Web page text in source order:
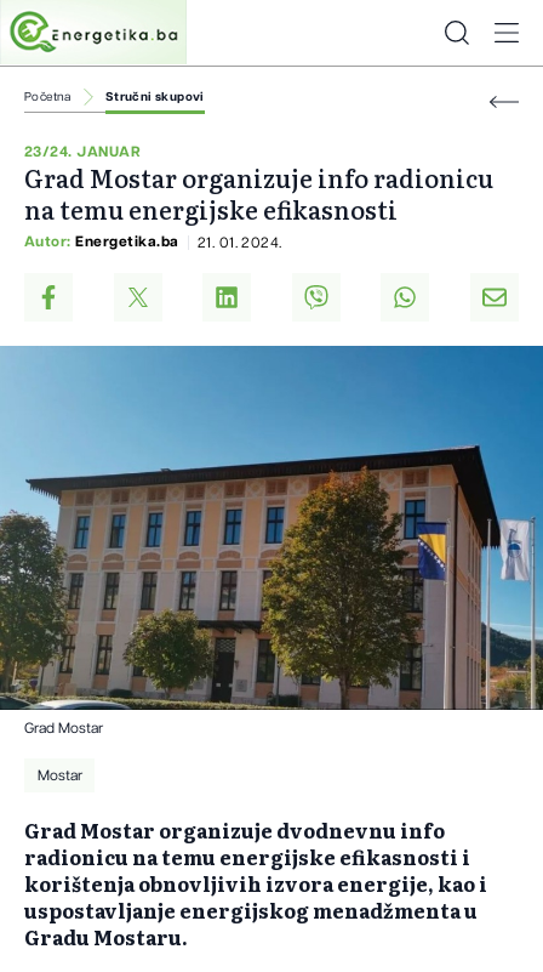
Početna Stručni skupovi
23/24. JANUAR
Grad Mostar organizuje info radionicu
na temu energijske efikasnosti
Autor: Energetika.ba 21. 01. 2024.
Grad Mostar
Mostar
Grad Mostar organizuje dvodnevnu info
radionicu na temu energijske efikasnosti i
korištenja obnovljivih izvora energije, kao i
uspostavljanje energijskog menadžmenta u
Gradu Mostaru.